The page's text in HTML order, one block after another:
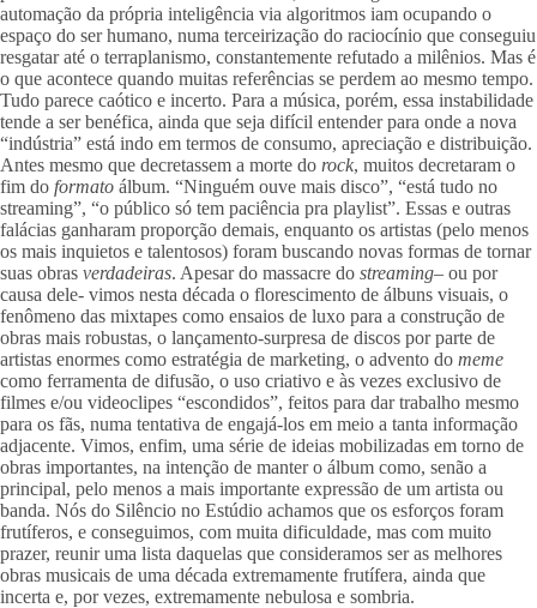
automação da própria inteligência via algoritmos iam ocupando o
espaço do ser humano, numa terceirização do raciocínio que conseguiu
resgatar até o terraplanismo, constantemente refutado a milênios. Mas é
o que acontece quando muitas referências se perdem ao mesmo tempo.
Tudo parece caótico e incerto. Para a música, porém, essa instabilidade
tende a ser benéfica, ainda que seja difícil entender para onde a nova
“indústria” está indo em termos de consumo, apreciação e distribuição.
Antes mesmo que decretassem a morte do rock, muitos decretaram o
fim do formato álbum. “Ninguém ouve mais disco”, “está tudo no
streaming”, “o público só tem paciência pra playlist”. Essas e outras
falácias ganharam proporção demais, enquanto os artistas (pelo menos
os mais inquietos e talentosos) foram buscando novas formas de tornar
suas obras verdadeiras. Apesar do massacre do streaming– ou por
causa dele- vimos nesta década o florescimento de álbuns visuais, o
fenômeno das mixtapes como ensaios de luxo para a construção de
obras mais robustas, o lançamento-surpresa de discos por parte de
artistas enormes como estratégia de marketing, o advento do
como ferramenta de difusão, o uso criativo e às vezes exclusivo de
filmes e/ou videoclipes “escondidos”, feitos para dar trabalho mesmo
para os fãs, numa tentativa de engajá-los em meio a tanta informação
adjacente. Vimos, enfim, uma série de ideias mobilizadas em torno de
obras importantes, na intenção de manter o álbum como, senão a
principal, pelo menos a mais importante expressão de um artista ou
banda. Nós do Silêncio no Estúdio achamos que os esforços foram
frutíferos, e conseguimos, com muita dificuldade, mas com muito
prazer, reunir uma lista daquelas que consideramos ser as melhores
obras musicais de uma década extremamente frutífera, ainda que
incerta e, por vezes, extremamente nebulosa e sombria.